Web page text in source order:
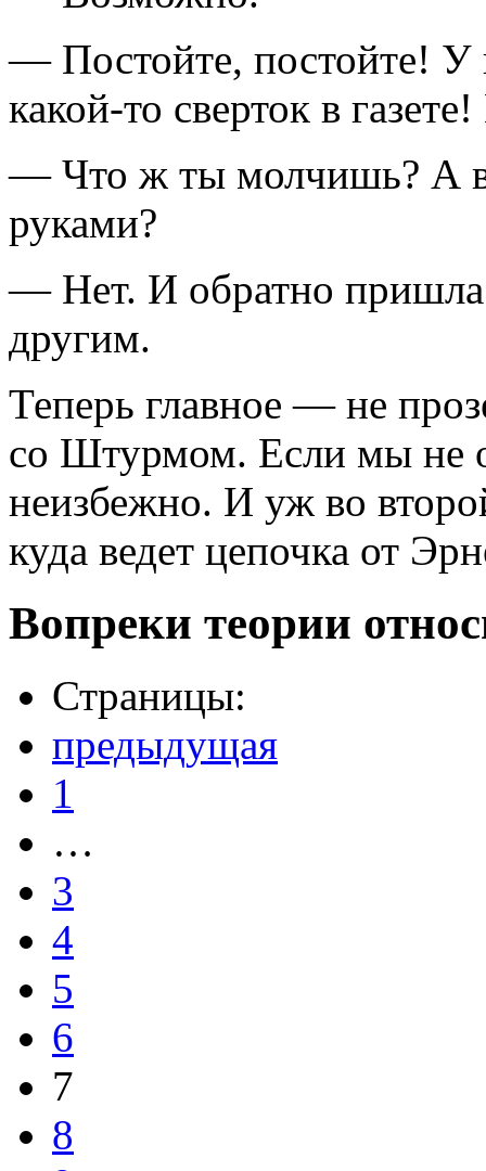
— Постойте, постойте! У
какой-то сверток в
— Что ж ты молчишь? А
руками?
— Нет. И обратно пришла
другим.
Теперь главное — не
со Штурмом. Если мы не
неизбежно. И уж во
куда ведет цепочка от
Вопреки теории
Страницы:
предыдущая
1
…
3
4
5
6
7
8